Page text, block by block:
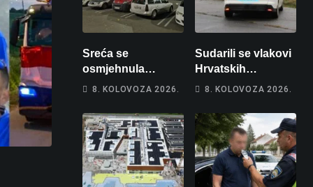
Sreća se
osmjehnula
Bjelovarčaninu:
eura, a osvojio
više od 80 tisuća
eura
8. KOLOVOZA 2026.
Sudarili se vlakovi
Hrvatskih
željeznica. Šestero
ozlijeđeno, mlađa
žena na
intenzivnoj
8. KOLOVOZA 2026.